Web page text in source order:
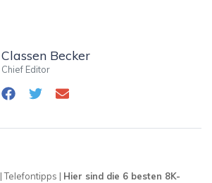
Classen Becker
Chief Editor
|Telefontipps | Hier sind die 6 besten 8K-